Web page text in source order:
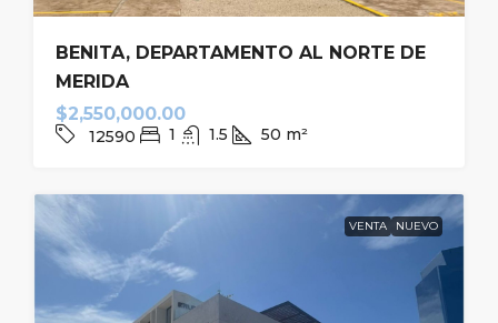
BENITA, DEPARTAMENTO AL NORTE DE
MERIDA
$2,550,000.00
12590 1 1.5 50 m²
VENTA NUEVO